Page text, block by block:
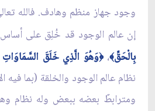
وجود جهاز منظم وهادف. فالله
إن عالم الوجود قد خُلِق على
بِالْحَقِّ﴾، ﴿وَهُوَ الَّذِي خَلَقَ
نظام عالم الوجود والخلقة (بما
ومترابطٌ بعضه ببعض وله نظام